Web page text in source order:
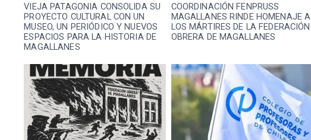
VIEJA PATAGONIA CONSOLIDA SU
PROYECTO CULTURAL CON UN
MUSEO, UN PERIÓDICO Y NUEVOS
ESPACIOS PARA LA HISTORIA DE
MAGALLANES
COORDINACIÓN FENPRUSS
MAGALLANES RINDE HOMENAJE A
LOS MÁRTIRES DE LA FEDERACIÓN
OBRERA DE MAGALLANES